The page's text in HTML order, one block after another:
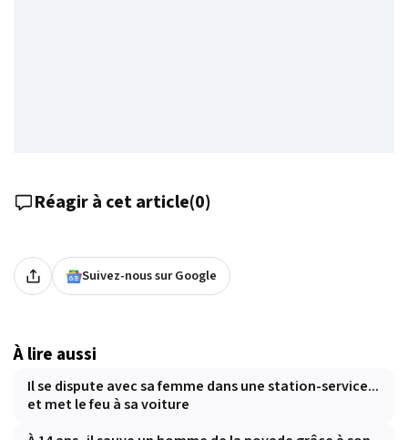
Réagir à cet article(0)
Suivez-nous sur Google
À lire aussi
Il se dispute avec sa femme dans une station-service...
et met le feu à sa voiture